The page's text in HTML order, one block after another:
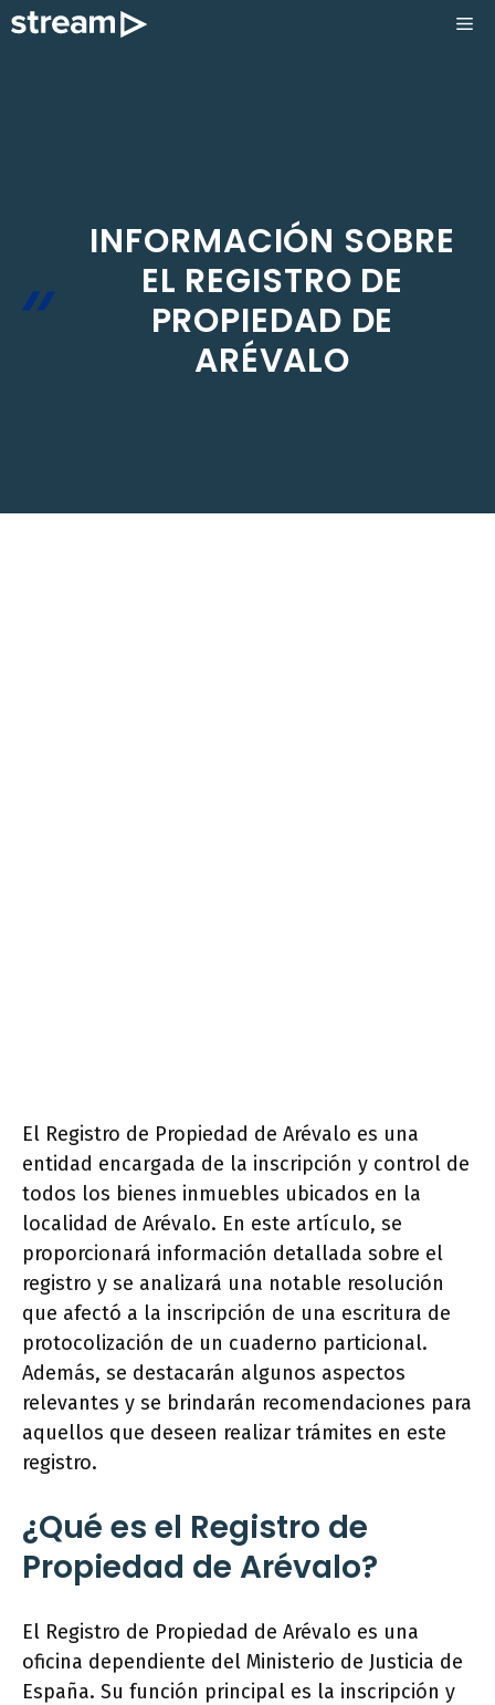
Saltar
INFORMACIÓN SOBRE
EL REGISTRO DE
PROPIEDAD DE
ARÉVALO
El Registro de Propiedad de Arévalo es una
entidad encargada de la inscripción y control de
todos los bienes inmuebles ubicados en la
localidad de Arévalo. En este artículo, se
proporcionará información detallada sobre el
registro y se analizará una notable resolución
que afectó a la inscripción de una escritura de
protocolización de un cuaderno particional.
Además, se destacarán algunos aspectos
relevantes y se brindarán recomendaciones para
aquellos que deseen realizar trámites en este
registro.
¿Qué es el Registro de
Propiedad de Arévalo?
El Registro de Propiedad de Arévalo es una
oficina dependiente del Ministerio de Justicia de
España. Su función principal es la inscripción y